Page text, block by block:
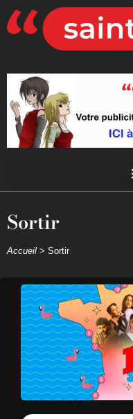
Sortir
Accueil > Sortir